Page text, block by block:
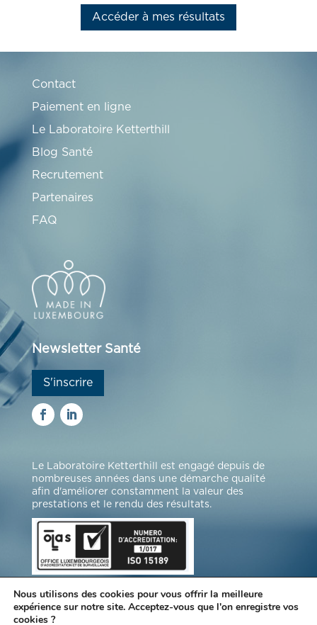
Accéder à mes résultats
Contact
Paiement en ligne
Le Laboratoire Ketterthill
Blog Santé
Recrutement
Partenaires
FAQ
Newsletter Santé
S'inscrire
Le Laboratoire Ketterthill est engagé depuis de
nombreuses années dans une démarche qualité
afin d'améliorer constamment la valeur des
prestations et le rendu des résultats.
Nous utilisons des cookies pour vous offrir la meilleure
expérience sur notre site. Acceptez-vous que l'on enregistre vos
cookies ?